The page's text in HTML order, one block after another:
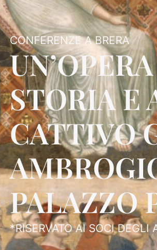
CONFERENZE A BRERA
STORIA E
CATTIVO
PALAZZO
*RISERVATO AI SOCI DEGLI